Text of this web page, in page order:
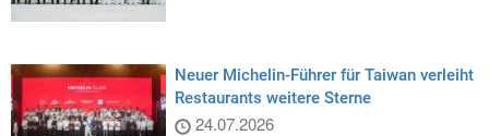
Neuer Michelin-Führer für Taiwan verleiht
Restaurants weitere Sterne
24.07.2026